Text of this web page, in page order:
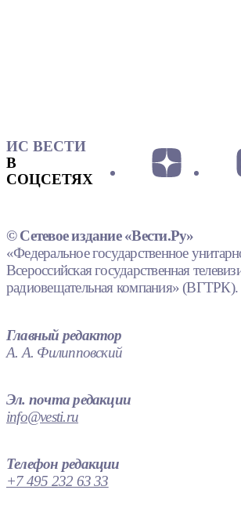
ИС ВЕСТИ
В
СОЦСЕТЯХ
© Сетевое издание «Вести.Ру»
«Федеральное государственное
Всероссийская государственная
радиовещательная компания» (ВГТРК).
Главный редактор
А. А. Филипповский
Эл. почта редакции
info@vesti.ru
Телефон редакции
+7 495 232 63 33